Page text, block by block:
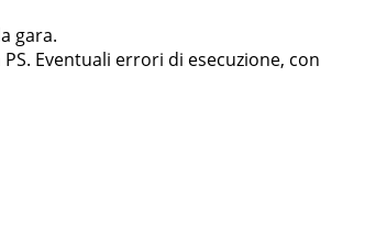
gara.
Eventuali errori di esecuzione, con